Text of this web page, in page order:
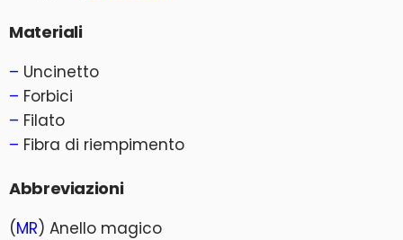
Materiali
– Uncinetto
– Forbici
– Filato
– Fibra di riempimento
Abbreviazioni
(MR) Anello magico